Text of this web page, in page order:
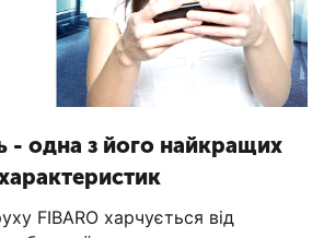
- одна з його найкращих
FIBARO харчується від